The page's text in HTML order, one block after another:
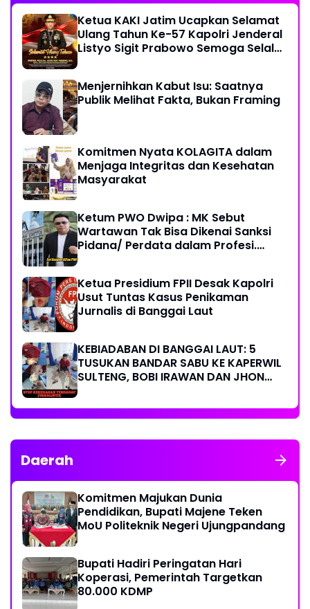
Ketua KAKI Jatim Ucapkan Selamat
Ulang Tahun Ke-57 Kapolri Jenderal
Listyo Sigit Prabowo Semoga Selalu
Menjernihkan Kabut Isu: Saatnya
Publik Melihat Fakta, Bukan Framing
Komitmen Nyata KOLAGITA dalam
Menjaga Integritas dan Kesehatan
Masyarakat
Ketum PWO Dwipa : MK Sebut
Wartawan Tak Bisa Dikenai Sanksi
Pidana/ Perdata dalam Profesi.
Ketua Presidium FPII Desak Kapolri
Usut Tuntas Kasus Penikaman
Jurnalis di Banggai Laut
KEBIADABAN DI BANGGAI LAUT: 5
TUSUKAN BANDAR SABU KE KAPERWIL
SULTENG, BOBI IRAWAN DAN JHON
KERAS KINERJA POLRI!
Daerah
Komitmen Majukan Dunia
Pendidikan, Bupati Majene Teken
MoU Politeknik Negeri Ujungpandang
Bupati Hadiri Peringatan Hari
Koperasi, Pemerintah Targetkan
80.000 KDMP